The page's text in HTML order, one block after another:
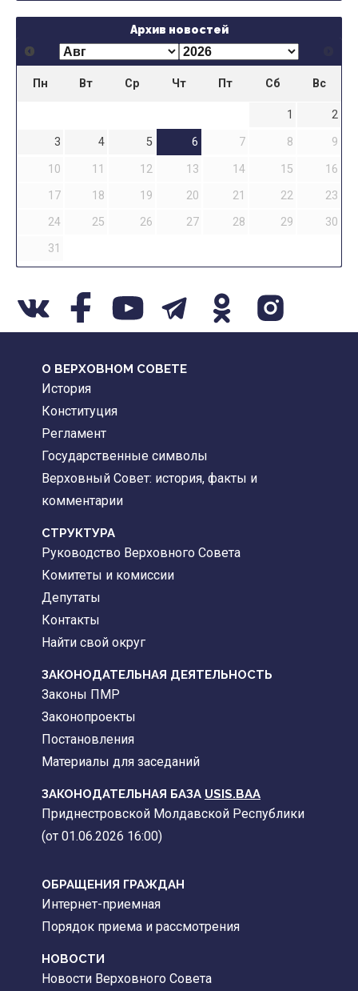
Архив новостей
Пн Вт Ср Чт Пт Сб Вс
1
2
3
4 5 6 7 8
9
10
11 12 13 14 15
16
17
18 19 20 21 22
23
24
25 26 27 28 29
30
31
О ВЕРХОВНОМ СОВЕТЕ
История
Конституция
Регламент
Государственные символы
Верховный Совет: история, факты и
комментарии
CТРУКТУРА
Руководство Верховного Совета
Комитеты и комиссии
Депутаты
Контакты
Найти свой округ
ЗАКОНОДАТЕЛЬНАЯ ДЕЯТЕЛЬНОСТЬ
Законы ПМР
Законопроекты
Постановления
Материалы для заседаний
ЗАКОНОДАТЕЛЬНАЯ БАЗА USIS.BAA
Приднестровской Молдавской Республики
(от 01.06.2026 16:00)
ОБРАЩЕНИЯ ГРАЖДАН
Интернет-приемная
Порядок приема и рассмотрения
НОВОСТИ
Новости Верховного Совета